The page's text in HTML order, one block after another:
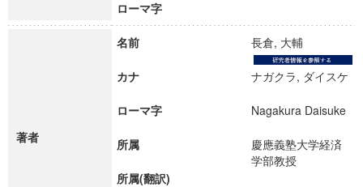
ローマ字
著者
名前 長倉, 大輔
カナ ナガクラ, ダイスケ
ローマ字 Nagakura Daisuke
所属
慶應義塾大学経済
学部教授
所属(翻訳)